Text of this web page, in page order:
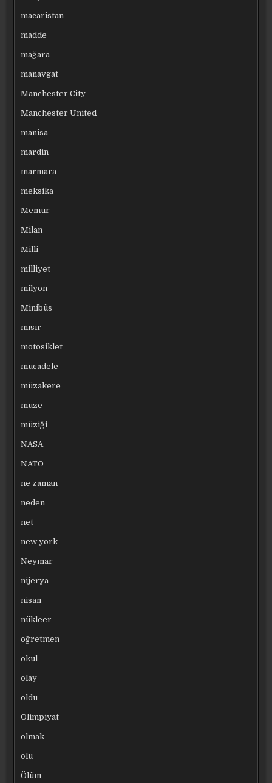
macaristan
madde
mağara
manavgat
Manchester City
Manchester United
manisa
mardin
marmara
meksika
Memur
Milan
Milli
milliyet
milyon
Minibüs
mısır
motosiklet
mücadele
müzakere
müze
müziği
NASA
NATO
ne zaman
neden
net
new york
Neymar
nijerya
nisan
nükleer
öğretmen
okul
olay
oldu
Olimpiyat
olmak
ölü
Ölüm